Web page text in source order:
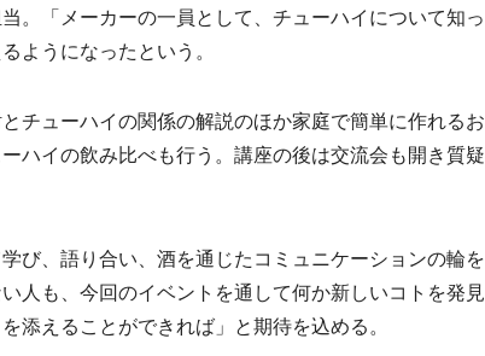
。「メーカーの一員として、チューハイについて知っ
ようになったという。
チューハイの関係の解説のほか家庭で簡単に作れるお
ハイの飲み比べも行う。講座の後は交流会も開き質疑
び、語り合い、酒を通じたコミュニケーションの輪を
人も、今回のイベントを通して何か新しいコトを発見
添えることができれば」と期待を込める。